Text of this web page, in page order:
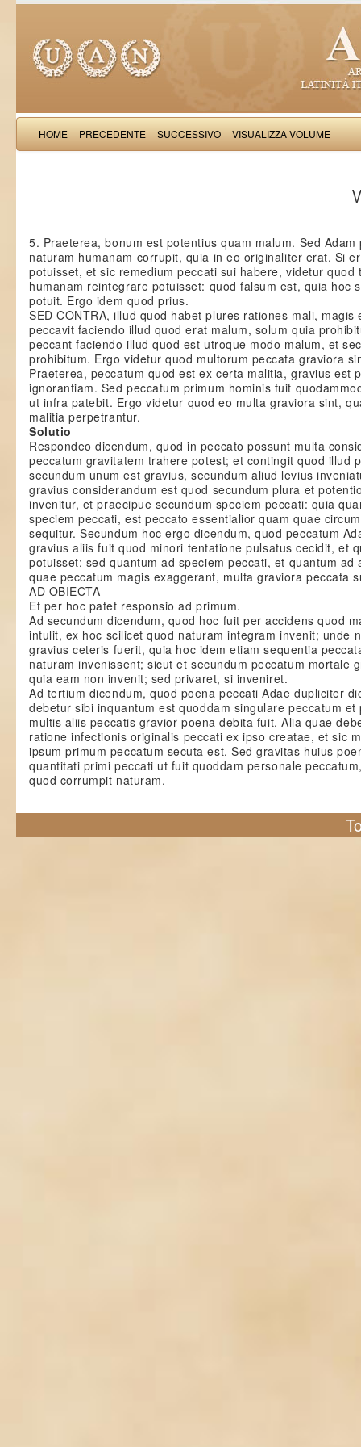
HOME PRECEDENTE SUCCESSIVO VISUALIZZA VOLUME
5. Praeterea, bonum est potentius quam malum. Sed
naturam humanam corrupit, quia in eo originaliter erat. Si
potuisset, et sic remedium peccati sui habere, videtur quod
humanam reintegrare potuisset: quod falsum est, quia hoc
potuit. Ergo idem quod prius.
SED CONTRA, illud quod habet plures rationes mali, magis
peccavit faciendo illud quod erat malum, solum quia
peccant faciendo illud quod est utroque modo malum, et
prohibitum. Ergo videtur quod multorum peccata graviora
Praeterea, peccatum quod est ex certa malitia, gravius est
ignorantiam. Sed peccatum primum hominis fuit
ut infra patebit. Ergo videtur quod eo multa graviora sint,
malitia perpetrantur.
Solutio
Respondeo dicendum, quod in peccato possunt multa
peccatum gravitatem trahere potest; et contingit quod illud
secundum unum est gravius, secundum aliud levius
gravius considerandum est quod secundum plura et
invenitur, et praecipue secundum speciem peccati: quia
speciem peccati, est peccato essentialior quam quae
sequitur. Secundum hoc ergo dicendum, quod peccatum
gravius aliis fuit quod minori tentatione pulsatus cecidit, et
potuisset; sed quantum ad speciem peccati, et quantum ad
quae peccatum magis exaggerant, multa graviora peccata
AD OBIECTA
Et per hoc patet responsio ad primum.
Ad secundum dicendum, quod hoc fuit per accidens quod
intulit, ex hoc scilicet quod naturam integram invenit; unde
gravius ceteris fuerit, quia hoc idem etiam sequentia
naturam invenissent; sicut et secundum peccatum mortale
quia eam non invenit; sed privaret, si inveniret.
Ad tertium dicendum, quod poena peccati Adae dupliciter
debetur sibi inquantum est quoddam singulare peccatum
multis aliis peccatis gravior poena debita fuit. Alia quae
ratione infectionis originalis peccati ex ipso creatae, et sic
ipsum primum peccatum secuta est. Sed gravitas huius
quantitati primi peccati ut fuit quoddam personale
quod corrumpit naturam.